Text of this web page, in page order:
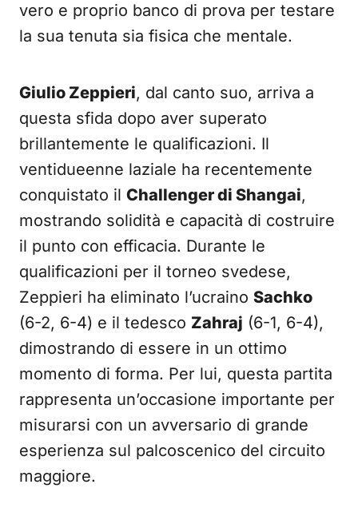
vero e proprio banco di prova per testare
la sua tenuta sia fisica che mentale.
Giulio Zeppieri, dal canto suo, arriva a
questa sfida dopo aver superato
brillantemente le qualificazioni. Il
ventidueenne laziale ha recentemente
conquistato il Challenger di Shangai,
mostrando solidità e capacità di costruire
il punto con efficacia. Durante le
qualificazioni per il torneo svedese,
Zeppieri ha eliminato l’ucraino Sachko
(6-2, 6-4) e il tedesco Zahraj (6-1, 6-4),
dimostrando di essere in un ottimo
momento di forma. Per lui, questa partita
rappresenta un’occasione importante per
misurarsi con un avversario di grande
esperienza sul palcoscenico del circuito
maggiore.